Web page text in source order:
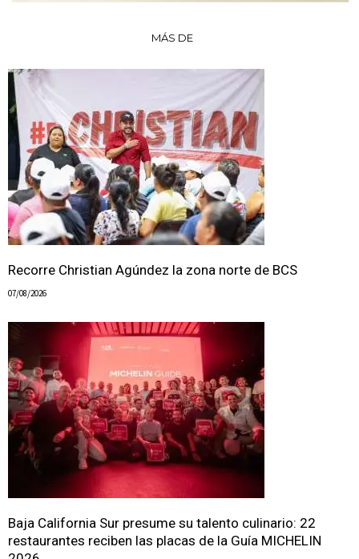
MÁS DE
Recorre Christian Agúndez la zona norte de BCS
07/08/2026
Baja California Sur presume su talento culinario: 22
restaurantes reciben las placas de la Guía MICHELIN